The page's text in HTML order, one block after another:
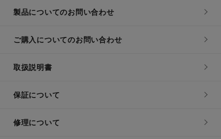
製品についてのお問い合わせ
ご購入についてのお問い合わせ
取扱説明書
保証について
修理について